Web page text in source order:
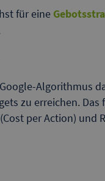
für eine
Algorithmus
zu erreichen.
per Action) und